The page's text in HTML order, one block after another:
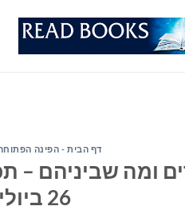
דף הבית - הפינה
26 ביולי 2017